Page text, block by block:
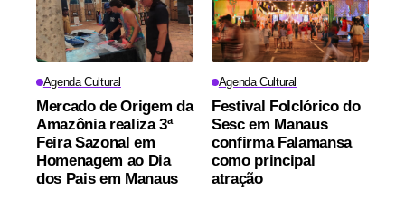
Agenda Cultural
Mercado de Origem da
Amazônia realiza 3ª
Feira Sazonal em
Homenagem ao Dia
dos Pais em Manaus
Agenda Cultural
Festival Folclórico do
Sesc em Manaus
confirma Falamansa
como principal
atração